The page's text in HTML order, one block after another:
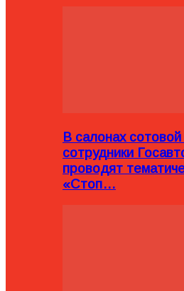
В салонах
сотрудники
проводят
«Стоп…